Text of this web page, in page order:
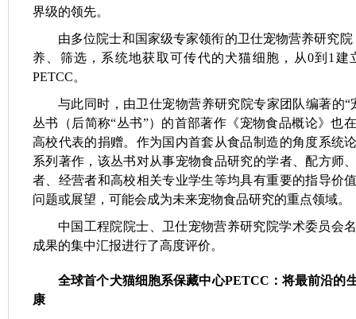
界级的领先。
由多位院士和国家级专家领衔的卫仕宠物营养研究
养、筛选，系统地获取可传代的犬猫细胞，从0到1建
PETCC。
与此同时，由卫仕宠物营养研究院专家团队编著的“
丛书（后简称“丛书”）的首部著作《宠物食品概论》也
高校代表的捐赠。作为国内首套从食品制造的角度系统
系列著作，该丛书对从事宠物食品研究的学者、配方师
者、经营者和高校相关专业学生等均具有重要的指导价
问题或展望，可能会成为未来宠物食品研究的重点领域。
中国工程院院士、卫仕宠物营养研究院学术委员会
成果的集中汇报进行了高度评价。
全球首个犬猫细胞系保藏中心PETCC：将最前沿的
康